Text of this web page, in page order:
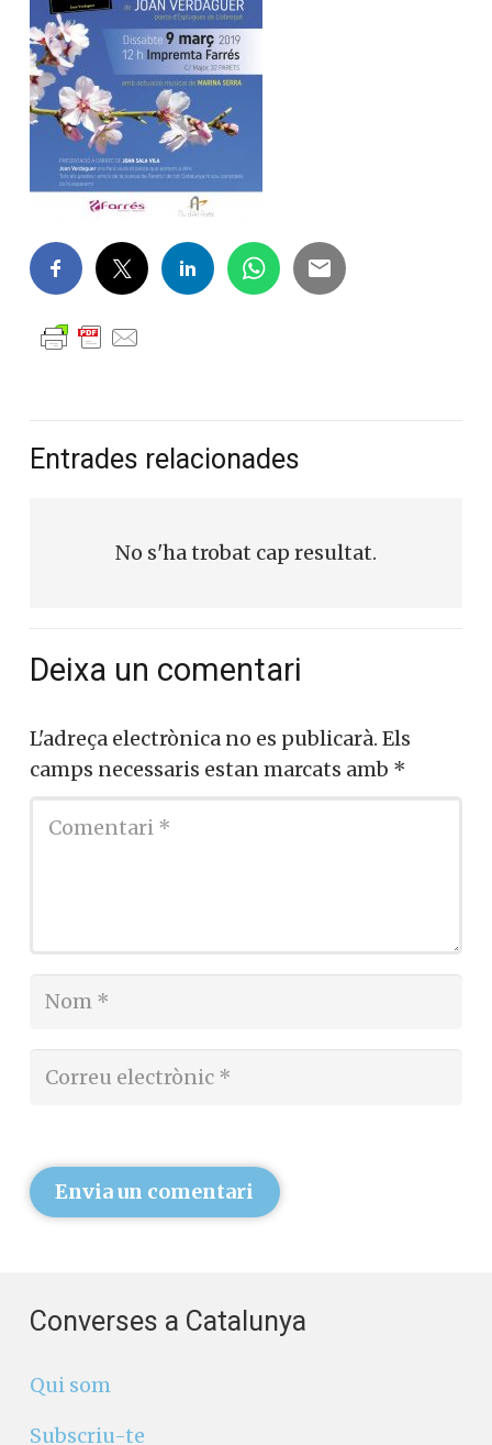
Entrades relacionades
No s'ha trobat cap resultat.
Deixa un comentari
L'adreça electrònica no es publicarà. Els
camps necessaris estan marcats amb *
Envia un comentari
Converses a Catalunya
Qui som
Subscriu-te